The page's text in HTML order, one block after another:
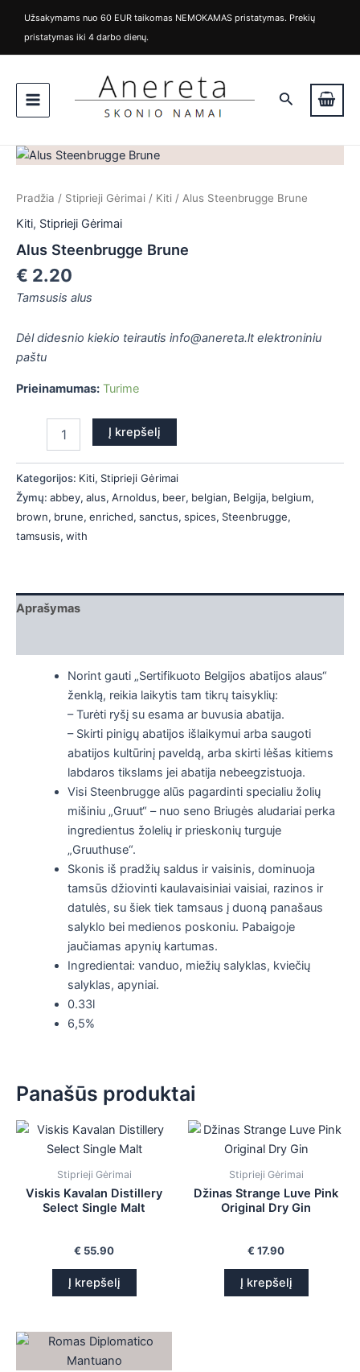
turinio
Užsakymams nuo 60 EUR taikomas NEMOKAMAS pristatymas. Prekių
pristatymas iki 4 darbo dienų.
Menu
Paieška
Pradžia / Stiprieji Gėrimai / Kiti / Alus Steenbrugge Brune
Kiti, Stiprieji Gėrimai
Alus Steenbrugge Brune
€ 2.20
Tamsusis alus
Dėl didesnio kiekio teirautis info@anereta.lt elektroniniu
paštu
Prieinamumas: Turime
produkto
kiekis:
Steenbrugge
Brune
Į krepšelį
Kategorijos: Kiti, Stiprieji Gėrimai
Žymų: abbey, alus, Arnoldus, beer, belgian, Belgija, belgium,
brown, brune, enriched, sanctus, spices, Steenbrugge,
tamsusis, with
Aprašymas
Norint gauti „Sertifikuoto Belgijos abatijos alaus“
ženklą, reikia laikytis tam tikrų taisyklių:
– Turėti ryšį su esama ar buvusia abatija.
– Skirti pinigų abatijos išlaikymui arba saugoti
abatijos kultūrinį paveldą, arba skirti lėšas kitiems
labdaros tikslams jei abatija nebeegzistuoja.
Visi Steenbrugge alūs pagardinti specialiu žolių
mišiniu „Gruut“ – nuo seno Briugės aludariai perka
ingredientus žolelių ir prieskonių turguje
„Gruuthuse“.
Skonis iš pradžių saldus ir vaisinis, dominuoja
tamsūs džiovinti kaulavaisiniai vaisiai, razinos ir
datulės, su šiek tiek tamsaus į duoną panašaus
salyklo bei medienos poskoniu. Pabaigoje
jaučiamas apynių kartumas.
Ingredientai: vanduo, miežių salyklas, kviečių
salyklas, apyniai.
0.33l
6,5%
Panašūs produktai
Stiprieji Gėrimai
Viskis Kavalan Distillery
Select Single Malt
€ 55.90
Į krepšelį
Stiprieji Gėrimai
Džinas Strange Luve Pink
Original Dry Gin
€ 17.90
Į krepšelį